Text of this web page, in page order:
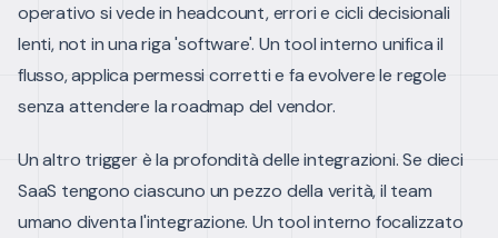
operativo si vede in headcount, errori e cicli decisionali
lenti, not in una riga 'software'. Un tool interno unifica il
flusso, applica permessi corretti e fa evolvere le regole
senza attendere la roadmap del vendor.
Un altro trigger è la profondità delle integrazioni. Se dieci
SaaS tengono ciascuno un pezzo della verità, il team
umano diventa l'integrazione. Un tool interno focalizzato